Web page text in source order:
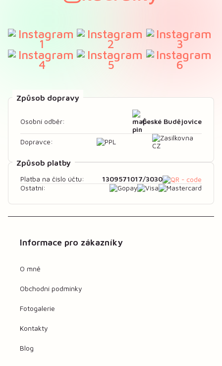
Způsob dopravy
Osobní odběr: České Budějovice
Dopravce:
Způsob platby
Platba na číslo účtu: 1309571017/3030
Ostatní:
Informace pro zákazníky
O mně
Obchodní podmínky
Fotogalerie
Kontakty
Blog